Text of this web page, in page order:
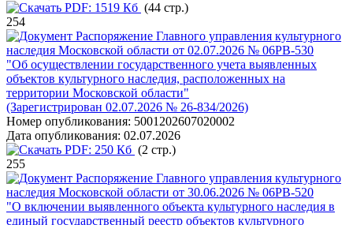
PDF: 1519 Кб (44 стр.)
254
Распоряжение Главного управления культурного
наследия Московской области от 02.07.2026 № 06РВ-530
"Об осуществлении государственного учета выявленных
объектов культурного наследия, расположенных на
территории Московской области"
(Зарегистрирован 02.07.2026 № 26-834/2026)
Номер опубликования: 5001202607020002
Дата опубликования: 02.07.2026
PDF: 250 Кб (2 стр.)
255
Распоряжение Главного управления культурного
наследия Московской области от 30.06.2026 № 06РВ-520
"О включении выявленного объекта культурного наследия в
единый государственный реестр объектов культурного